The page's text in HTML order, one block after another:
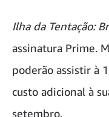
Ilha da Tentação:
assinatura Prime.
poderão assistir à
custo adicional à
setembro.